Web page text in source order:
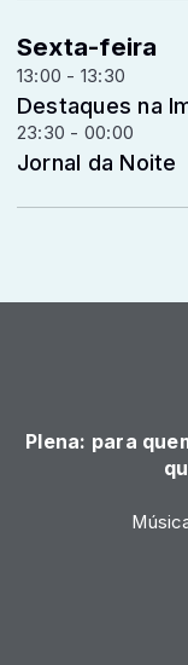
Sexta-feira
13:00 - 13:30
Destaques na
23:30 - 00:00
Jornal da Noite
Plena: para